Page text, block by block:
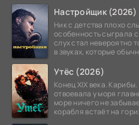
Настройщик (2026)
Ник с детства плохо
особенность сыграла
слух стал невероятно
в звуках, которые
Утёс (2026)
Конец XIX века.
отвоевала у моря
море ничего не
корабля встаёт на